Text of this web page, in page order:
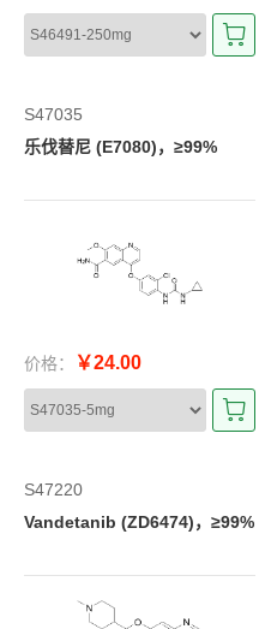
S47035
乐伐替尼 (E7080)，≥99%
价格： ￥24.00
S47220
Vandetanib (ZD6474)，≥99%